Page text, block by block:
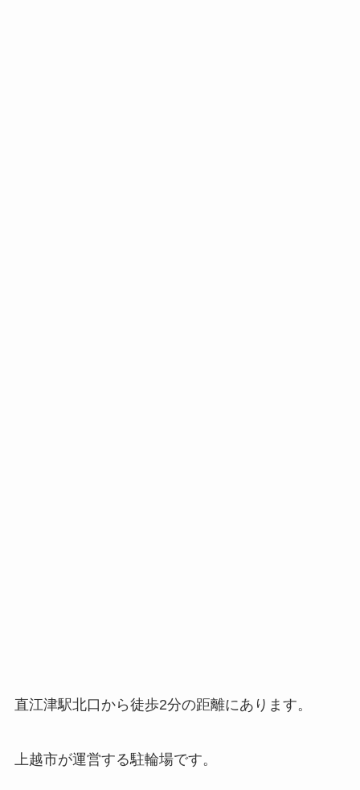
直江津駅北口から徒歩2分の距離にあります。
上越市が運営する駐輪場です。